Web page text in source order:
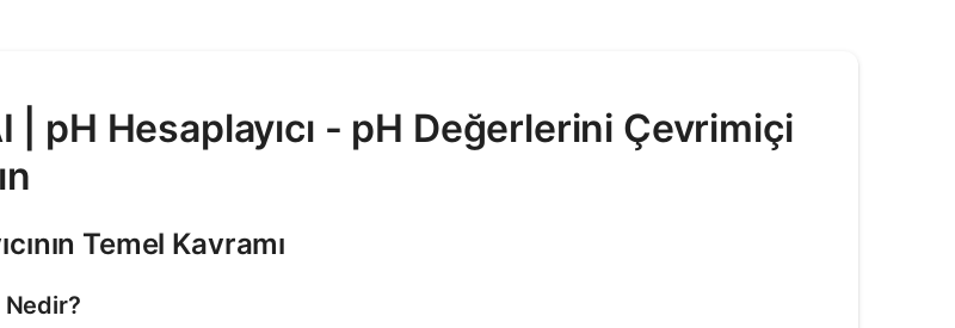
| pH Hesaplayıcı - pH Değerlerini Çevrimiçi
Temel Kavramı
Nedir?